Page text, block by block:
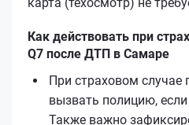
Как действовать при
Q7 после ДТП в Самаре
При страховом
вызвать полицию,
Также важно